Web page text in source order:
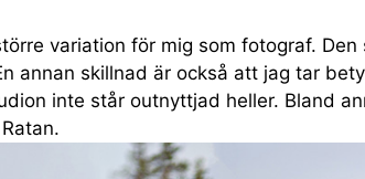
variation för mig som fotograf.
annan skillnad är också att jag tar
inte står outnyttjad heller. Bland